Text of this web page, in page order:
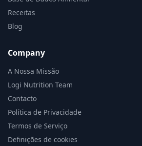
Receitas
Blog
Company
A Nossa Missão
Logi Nutrition Team
Contacto
Política de Privacidade
Termos de Serviço
Definições de cookies